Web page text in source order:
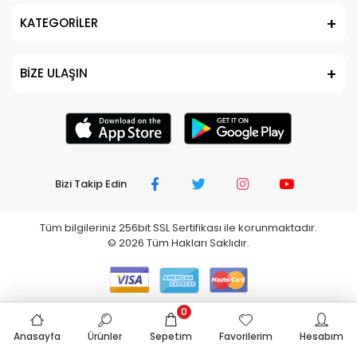
KATEGORİLER
BİZE ULAŞIN
Bizi Takip Edin
Tüm bilgileriniz 256bit SSL Sertifikası ile korunmaktadır.
© 2026 Tüm Hakları Saklıdır.
Anasayfa Ürünler Sepetim
0
Favorilerim
Hesabım